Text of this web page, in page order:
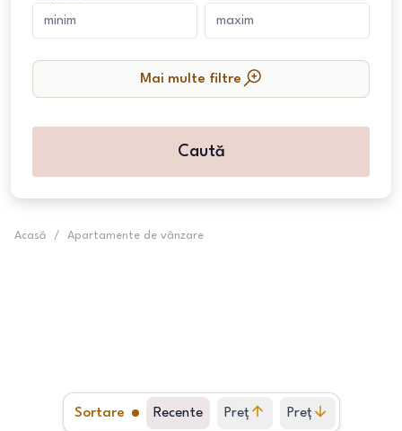
Mai multe filtre
Caută
Acasă / Apartamente de vânzare
Sortare Recente Preț
crescător
Preț
descrescător